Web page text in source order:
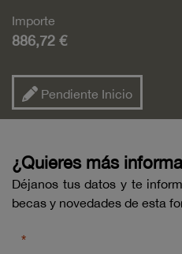
Importe
886,72 €
Pendiente Inicio
¿Quieres más
Déjanos tus datos y te
becas y novedades de esta